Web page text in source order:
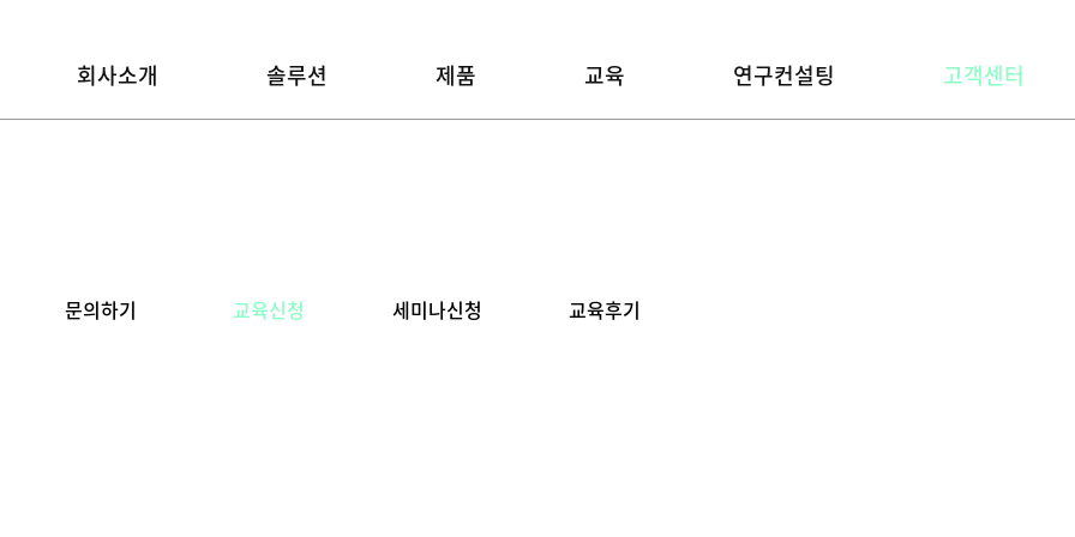
회사소개 솔루션 제품 교육 연구컨설팅 고객센터
문의하기 교육신청 세미나신청 교육후기